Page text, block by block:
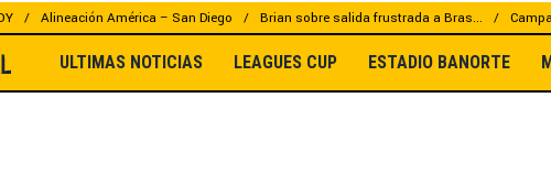
Alineación América – San Diego Brian sobre salida frustrada a Bras...
ULTIMAS NOTICIAS LEAGUES CUP ESTADIO BANORTE